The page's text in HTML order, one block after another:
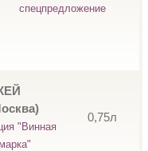
спецпредложение
"Винная
0,75л